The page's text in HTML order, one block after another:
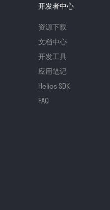
开发者中心
资源下载
文档中心
开发工具
应用笔记
Helios SDK
FAQ